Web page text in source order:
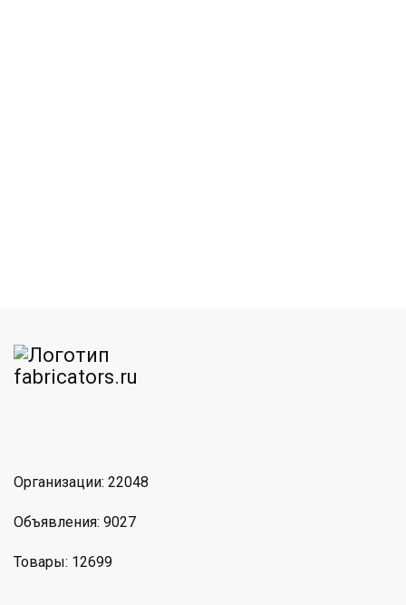
Организации: 22048
Объявления: 9027
Товары: 12699